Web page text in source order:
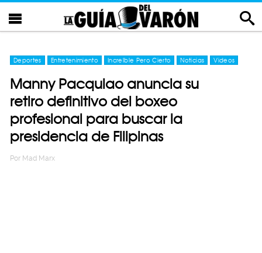
Deportes Entretenimiento Increíble Pero Cierto Noticias Videos
Manny Pacquiao anuncia su
retiro definitivo del boxeo
profesional para buscar la
presidencia de Filipinas
Por Mad Marx